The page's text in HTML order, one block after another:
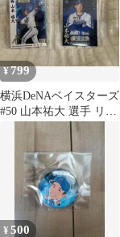
¥799
横浜DeNAベイスターズ
#50 山本祐大 選手 リア
ル化カード 2枚セット
¥500